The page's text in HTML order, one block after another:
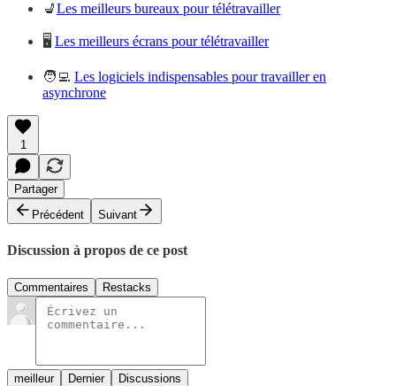
💺Les meilleurs bureaux pour télétravailler
🖥️ Les meilleurs écrans pour télétravailler
🧑‍💻 Les logiciels indispensables pour travailler en
asynchrone
1
Partager
Précédent
Suivant
Discussion à propos de ce post
Commentaires Restacks
meilleur Dernier Discussions